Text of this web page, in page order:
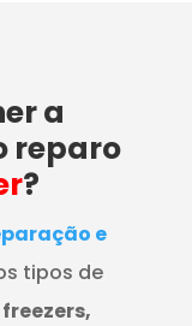
a
reparo
?
e
tipos de
freezers,